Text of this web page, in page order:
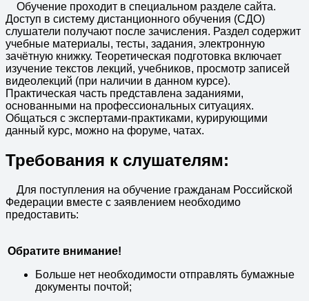
Обучение проходит в специальном разделе сайта.
Доступ в систему дистанционного обучения (СДО)
слушатели получают после зачисления. Раздел содержит
учебные материалы, тесты, задания, электронную
зачётную книжку. Теоретическая подготовка включает
изучение текстов лекций, учебников, просмотр записей
видеолекций (при наличии в данном курсе).
Практическая часть представлена заданиями,
основанными на профессиональных ситуациях.
Общаться с экспертами-практиками, курирующими
данный курс, можно на форуме, чатах.
Требования к слушателям:
Для поступления на обучение гражданам Российской
Федерации вместе с заявлением необходимо
предоставить:
Обратите внимание!
Больше нет необходимости отправлять бумажные
документы почтой;